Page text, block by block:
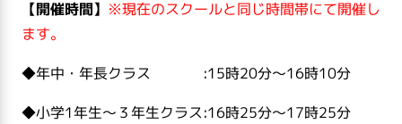
【開催時間】 ※現在のスクールと同じ時間帯にて開催し
ます。
◆年中・年長クラス :15時20分～16時10分
◆小学1年生～３年生クラス:16時25分～17時25分